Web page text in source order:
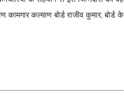
कल्याण बोर्ड राजीव कुमार, बोर्ड के